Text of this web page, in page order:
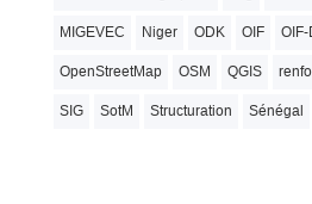
MIGEVEC Niger ODK OIF OIF-
OpenStreetMap OSM QGIS
SIG SotM Structuration Sénégal